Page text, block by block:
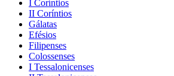
I Coríntios
II Coríntios
Gálatas
Efésios
Filipenses
Colossenses
I Tessalonicenses